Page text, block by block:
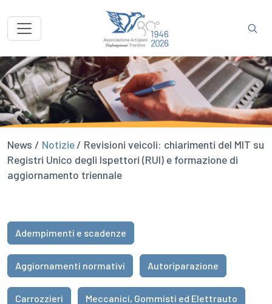
News / Notizie/ Revisioni veicoli: chiarimenti del MIT su
Registri Unico degli Ispettori (RUI) e formazione di
aggiornamento triennale
Adempimenti e scadenze
Aggiornamenti normativi Autoriparazione
Carrozzieri Meccanici, Gommisti ed Elettrauto